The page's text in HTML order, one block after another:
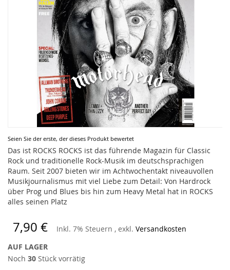
Seien Sie der erste, der dieses Produkt bewertet
Das ist ROCKS ROCKS ist das führende Magazin für Classic
Rock und traditionelle Rock-Musik im deutschsprachigen
Raum. Seit 2007 bieten wir im Achtwochentakt niveauvollen
Musikjournalismus mit viel Liebe zum Detail: Von Hardrock
über Prog und Blues bis hin zum Heavy Metal hat in ROCKS
alles seinen Platz
7,90 € Inkl. 7% Steuern , exkl. Versandkosten
AUF LAGER
Noch 30 Stück vorrätig
Zum
Anfang
der
Bildergalerie
springen